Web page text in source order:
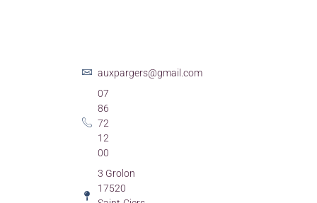
auxpargers@gmail.com
07
86
72
12
00
3 Grolon
17520